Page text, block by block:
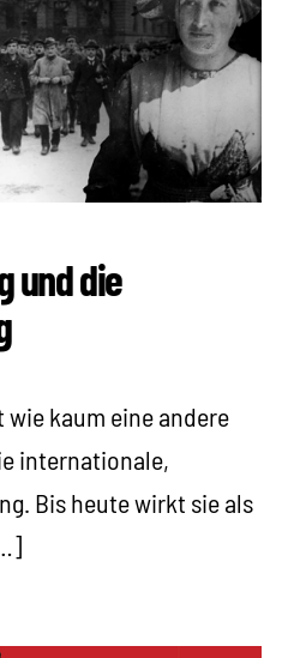
und die
kaum eine andere
internationale,
Bis heute wirkt sie als